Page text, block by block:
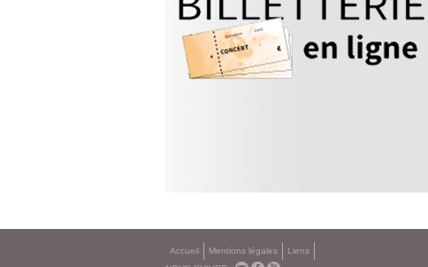
Accueil Mentions légales
Liens